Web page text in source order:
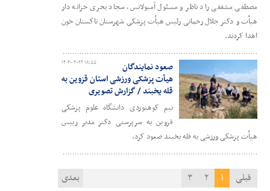
مصطفی مشفقی راد ناظر و مسئول آمبولانس، سجاد بحری خزانه دار
هیأت و دکتر جلال رحمانی رئیس هیأت پزشکی شهرستان تاکستان خون
اهدا کردند.
۱۴۰۴-۰۳-۲۲ ۱۸:۵۵
صعود نمایندگان
هیأت پزشکی ورزشی استان قزوین به
قله یخبند / گزارش تصویری
تیم کوهنوردی دانشگاه علوم پزشکی
قزوین به سرپرستی دکتر مدبر رییس
هیأت پزشکی ورزشی به قله یخبند صعود کرد.
قبلی ۱ ۲ ۳ بعدی